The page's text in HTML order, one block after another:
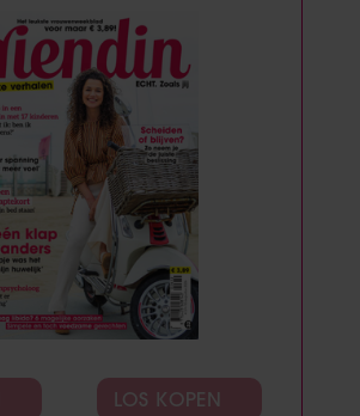
LOS KOPEN